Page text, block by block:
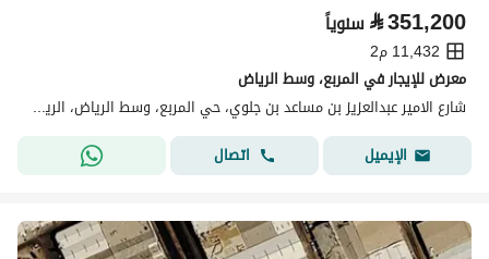
⃁351,200 سنوياً
11,432 م2
معرض للإيجار في المربع، وسط الرياض
شارع الامير عبدالعزيز بن مساعد بن جلوي، حي المربع، وسط الرياض، الرياض
الإيميل
اتصال